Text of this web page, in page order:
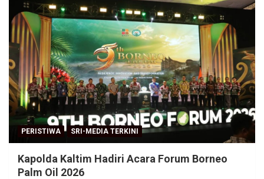
PERISTIWA SRI-MEDIA TERKINI
Kapolda Kaltim Hadiri Acara Forum Borneo
Palm Oil 2026